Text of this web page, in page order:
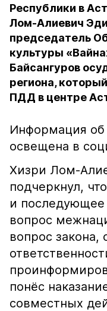
Республики в
Лом-Алиевич
председатель
культуры
Байсангуров
региона,
ПДД в центре
Информация
освещена в
Хизри Лом-
подчеркнул,
и последующее
вопрос
вопрос закона,
понёс
совместных